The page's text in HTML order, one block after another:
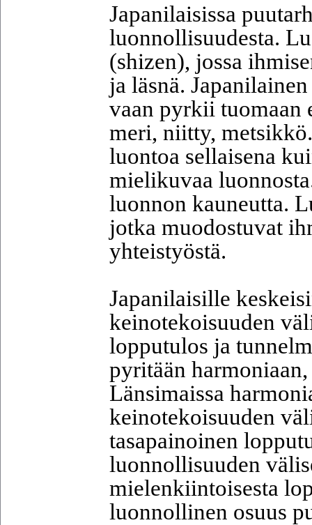
Japanilaisissa
luonnollisuudesta.
(shizen), jossa
ja läsnä.
vaan pyrkii tuomaan
meri, niitty,
luontoa sellaisena
mielikuvaa
luonnon kauneutta.
jotka muodostuvat
yhteistyöstä.
Japanilaisille
keinotekoisuuden
lopputulos ja
pyritään
Länsimaissa
keinotekoisuuden
tasapainoinen
luonnollisuuden
mielenkiintoisesta
luonnollinen osuus